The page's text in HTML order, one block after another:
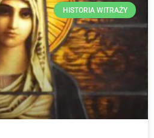
HISTORIA WITRAŻY